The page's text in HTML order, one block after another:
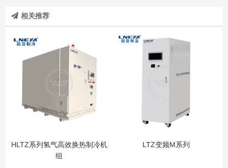
相关推荐
HLTZ系列氢气高效换热制冷机
组
LTZ变频M系列